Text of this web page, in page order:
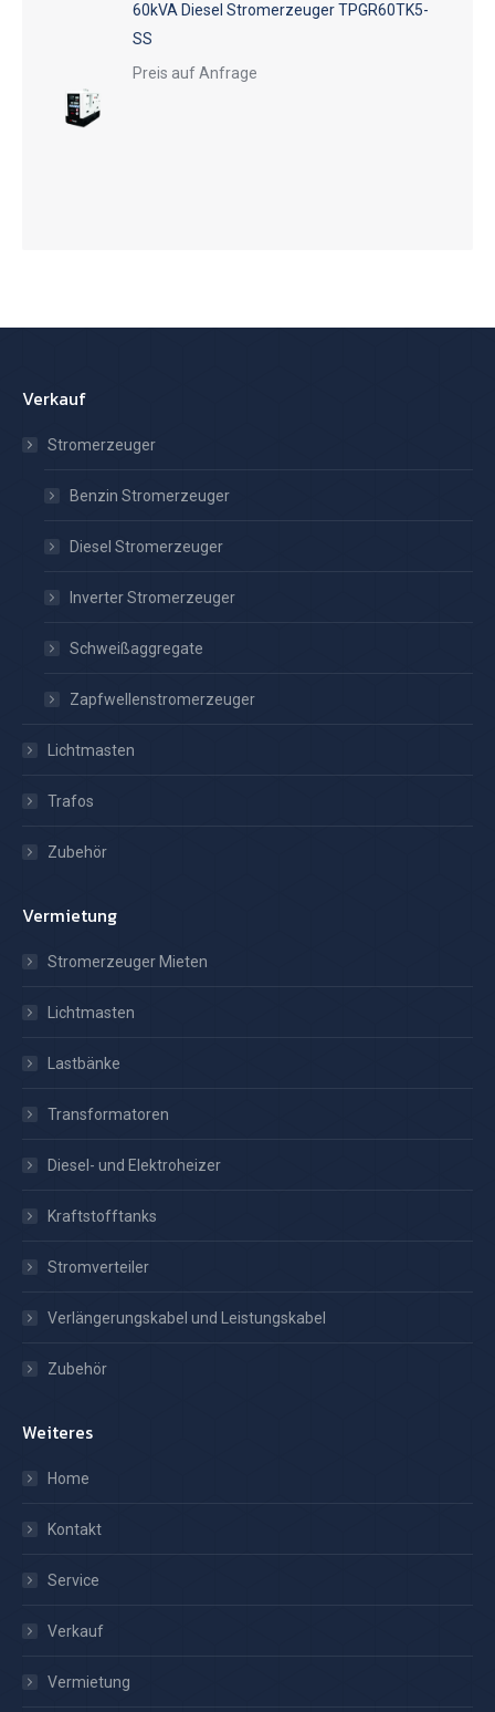
60kVA Diesel Stromerzeuger TPGR60TK5-
SS
Preis auf Anfrage
Verkauf
Stromerzeuger
Benzin Stromerzeuger
Diesel Stromerzeuger
Inverter Stromerzeuger
Schweißaggregate
Zapfwellenstromerzeuger
Lichtmasten
Trafos
Zubehör
Vermietung
Stromerzeuger Mieten
Lichtmasten
Lastbänke
Transformatoren
Diesel- und Elektroheizer
Kraftstofftanks
Stromverteiler
Verlängerungskabel und Leistungskabel
Zubehör
Weiteres
Home
Kontakt
Service
Verkauf
Vermietung